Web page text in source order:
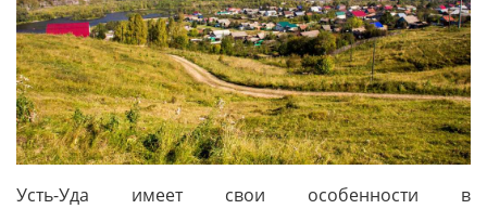
Усть-Уда имеет свои особенности в